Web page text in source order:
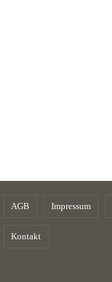
AGB Impressum
Kontakt